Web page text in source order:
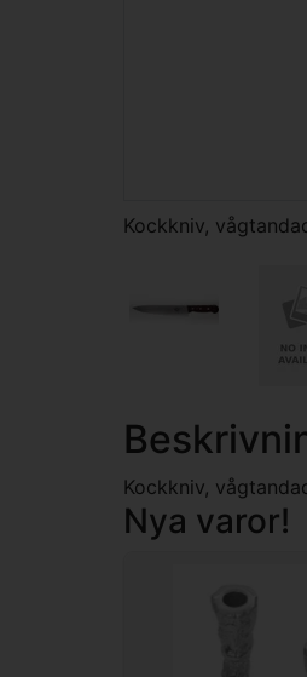
Kockkniv,
Kockkniv,
Nya varor!